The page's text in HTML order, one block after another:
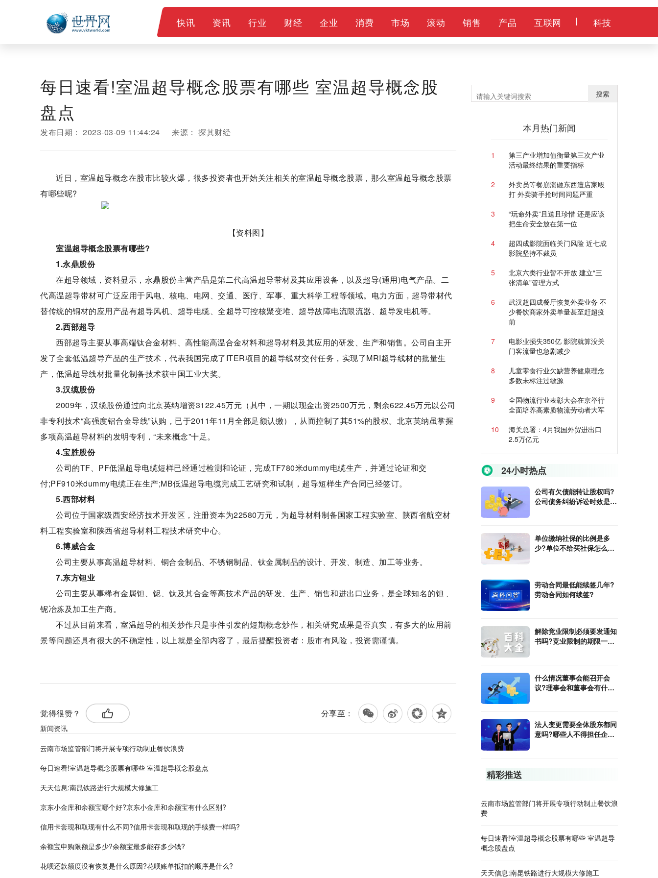
快讯 资讯 行业 财经 企业 消费 市场 滚动 销售 产品 互联网 科技
每日速看!室温超导概念股票有哪些 室温超导概念股
盘点
发布日期： 2023-03-09 11:44:24 来源： 探其财经
近日，室温超导概念在股市比较火爆，很多投资者也开始关注相关的室温超导概念股票，那么室温超导概念股票
有哪些呢?
【资料图】
室温超导概念股票有哪些?
1.永鼎股份
在超导领域，资料显示，永鼎股份主营产品是第二代高温超导带材及其应用设备，以及超导(通用)电气产品。二
代高温超导带材可广泛应用于风电、核电、电网、交通、医疗、军事、重大科学工程等领域。电力方面，超导带材代
替传统的铜材的应用产品有超导风机、超导电缆、全超导可控核聚变堆、超导故障电流限流器、超导发电机等。
2.西部超导
西部超导主要从事高端钛合金材料、高性能高温合金材料和超导材料及其应用的研发、生产和销售。公司自主开
发了全套低温超导产品的生产技术，代表我国完成了ITER项目的超导线材交付任务，实现了MRI超导线材的批量生
产，低温超导线材批量化制备技术获中国工业大奖。
3.汉缆股份
2009年，汉缆股份通过向北京英纳增资3122.45万元（其中，一期以现金出资2500万元，剩余622.45万元以公司
非专利技术“高强度铝合金导线”认购，已于2011年11月全部足额认缴），从而控制了其51%的股权。北京英纳虽掌握
多项高温超导材料的发明专利，“未来概念”十足。
4.宝胜股份
公司的TF、PF低温超导电缆短样已经通过检测和论证，完成TF780米dummy电缆生产，并通过论证和交
付;PF910米dummy电缆正在生产;MB低温超导电缆完成工艺研究和试制，超导短样生产合同已经签订。
5.西部材料
公司位于国家级西安经济技术开发区，注册资本为22580万元，为超导材料制备国家工程实验室、陕西省航空材
料工程实验室和陕西省超导材料工程技术研究中心。
6.博威合金
公司主要从事高温超导材料、铜合金制品、不锈钢制品、钛金属制品的设计、开发、制造、加工等业务。
7.东方钽业
公司主要从事稀有金属钽、铌、钛及其合金等高技术产品的研发、生产、销售和进出口业务，是全球知名的钽﹑
铌冶炼及加工生产商。
不过从目前来看，室温超导的相关炒作只是事件引发的短期概念炒作，相关研究成果是否真实，有多大的应用前
景等问题还具有很大的不确定性，以上就是全部内容了，最后提醒投资者：股市有风险，投资需谨慎。
觉得很赞？ 分享至：
新闻资讯
云南市场监管部门将开展专项行动制止餐饮浪费
每日速看!室温超导概念股票有哪些 室温超导概念股盘点
天天信息:南昆铁路进行大规模大修施工
京东小金库和余额宝哪个好?京东小金库和余额宝有什么区别?
信用卡套现和取现有什么不同?信用卡套现和取现的手续费一样吗?
余额宝申购限额是多少?余额宝最多能存多少钱?
花呗还款额度没有恢复是什么原因?花呗账单抵扣的顺序是什么?
搜索
本月热门新闻
1
第三产业增加值衡量第三次产业
活动最终结果的重要指标
2
外卖员等餐崩溃砸东西遭店家殴
打 外卖骑手抢时间问题严重
3
“玩命外卖”且送且珍惜 还是应该
把生命安全放在第一位
4
超四成影院面临关门风险 近七成
影院坚持不裁员
5
北京六类行业暂不开放 建立“三
张清单”管理方式
6
武汉超四成餐厅恢复外卖业务 不
少餐饮商家外卖单量甚至赶超疫
前
7
电影业损失350亿 影院就算没关
门客流量也急剧减少
8
儿童零食行业欠缺营养健康理念
多数未标注过敏源
9
全国物流行业表彰大会在京举行
全面培养高素质物流劳动者大军
10
海关总署：4月我国外贸进出口
2.5万亿元
24小时热点
公司有欠债能转让股权吗?
公司债务纠纷诉讼时效是多
单位缴纳社保的比例是多
少?单位不给买社保怎么投
劳动合同最低能续签几年?
劳动合同如何续签?
解除竞业限制必须要发通知
书吗?竞业限制的期限一般
什么情况董事会能召开会
议?理事会和董事会有什么
法人变更需要全体股东都同
意吗?哪些人不得担任企业
精彩推送
云南市场监管部门将开展专项行动制止餐饮浪
费
每日速看!室温超导概念股票有哪些 室温超导
概念股盘点
天天信息:南昆铁路进行大规模大修施工